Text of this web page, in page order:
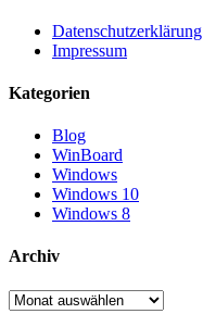
Datenschutzerklärung
Impressum
Kategorien
Blog
WinBoard
Windows
Windows 10
Windows 8
Archiv
Archiv